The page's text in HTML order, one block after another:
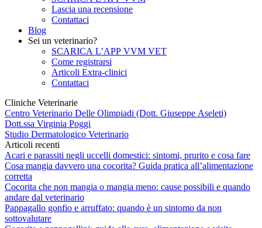
Lascia una recensione
Contattaci
Blog
Sei un veterinario?
SCARICA L’APP VVM VET
Come registrarsi
Articoli Extra-clinici
Contattaci
Cliniche Veterinarie
Centro Veterinario Delle Olimpiadi (Dott. Giuseppe Aseleti)
Dott.ssa Virginia Poggi
Studio Dermatologico Veterinario
Articoli recenti
Acari e parassiti negli uccelli domestici: sintomi, prurito e cosa fare
Cosa mangia davvero una cocorita? Guida pratica all’alimentazione
corretta
Cocorita che non mangia o mangia meno: cause possibili e quando
andare dal veterinario
Pappagallo gonfio e arruffato: quando è un sintomo da non
sottovalutare